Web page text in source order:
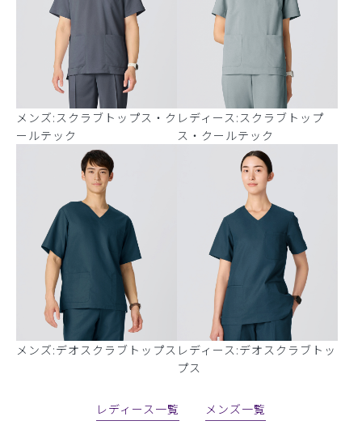
メンズ:スクラブトップス・ク
ールテック
レディース:スクラブトップ
ス・クールテック
メンズ:デオスクラブトップス レディース:デオスクラブトッ
プス
レディース一覧 メンズ一覧